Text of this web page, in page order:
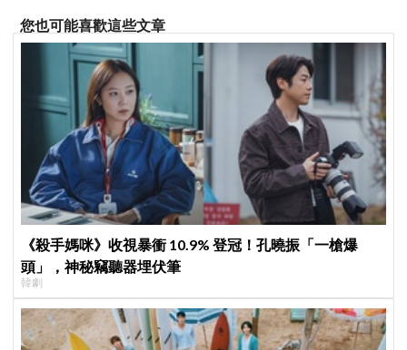
您也可能喜歡這些文章
《殺手媽咪》收視暴衝 10.9% 登冠！孔曉振「一槍爆
頭」，神秘竊聽器埋伏筆
韓劇